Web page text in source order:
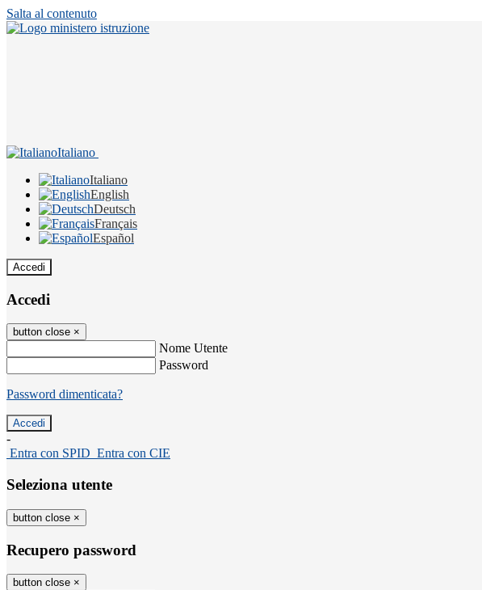
Salta al contenuto
Italiano
Italiano
English
Deutsch
Français
Español
Accedi
Accedi
button close ×
Nome Utente
Password
Password dimenticata?
-
Entra con SPID Entra con CIE
Seleziona utente
button close ×
Recupero password
button close ×